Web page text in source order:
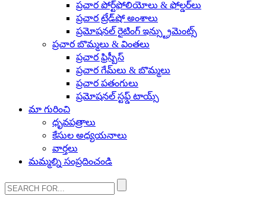
ప్రచార పోర్ట్‌ఫోలియోలు & ఫోల్డర్‌లు
ప్రచార ట్రేడ్‌షో అంశాలు
ప్రమోషనల్ రైటింగ్ ఇన్స్ట్రుమెంట్స్
ప్రచార బొమ్మలు & వింతలు
ప్రచార ఫ్రిస్బీస్
ప్రచార గేమ్‌లు & బొమ్మలు
ప్రచార పతంగులు
ప్రమోషనల్ స్టఫ్డ్ టాయ్స్
మా గురించి
ధృవపత్రాలు
కేసుల అధ్యయనాలు
వార్తలు
మమ్మల్ని సంప్రదించండి